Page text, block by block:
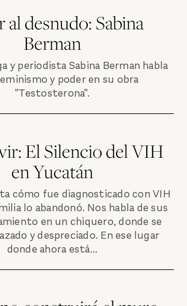
al desnudo: Sabina
Berman
y periodista Sabina Berman habla
y poder en su obra
"Testosterona".
El Silencio del VIH
en Yucatán
cómo fue diagnosticado con VIH
lo abandonó. Nos habla de sus
en un chiquero, donde se
y despreciado. En ese lugar
donde ahora está...